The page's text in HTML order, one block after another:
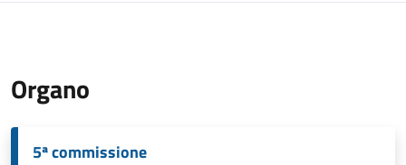
Organo
5ª commissione